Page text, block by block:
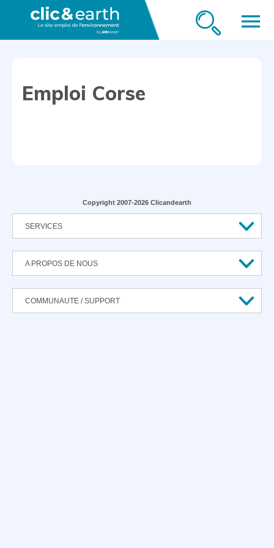
menu
Emploi Corse
Copyright 2007-2026 Clicandearth
SERVICES
A PROPOS DE NOUS
COMMUNAUTE / SUPPORT